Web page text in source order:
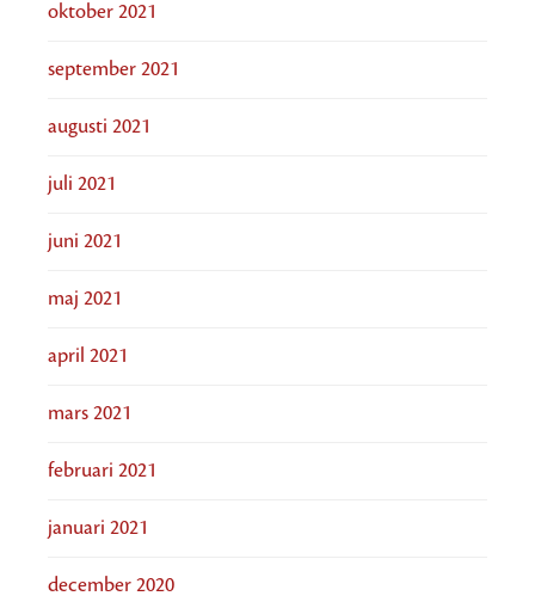
oktober 2021
september 2021
augusti 2021
juli 2021
juni 2021
maj 2021
april 2021
mars 2021
februari 2021
januari 2021
december 2020